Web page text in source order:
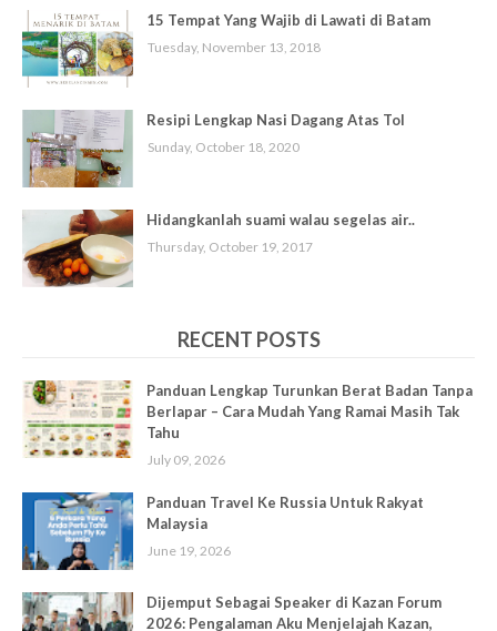
15 Tempat Yang Wajib di Lawati di Batam
Tuesday, November 13, 2018
Resipi Lengkap Nasi Dagang Atas Tol
Sunday, October 18, 2020
Hidangkanlah suami walau segelas air..
Thursday, October 19, 2017
RECENT POSTS
Panduan Lengkap Turunkan Berat Badan Tanpa
Berlapar – Cara Mudah Yang Ramai Masih Tak
Tahu
July 09, 2026
Panduan Travel Ke Russia Untuk Rakyat
Malaysia
June 19, 2026
Dijemput Sebagai Speaker di Kazan Forum
2026: Pengalaman Aku Menjelajah Kazan,